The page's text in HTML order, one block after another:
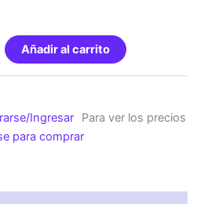
Añadir al carrito
Ingresar
Para ver los precios
para comprar